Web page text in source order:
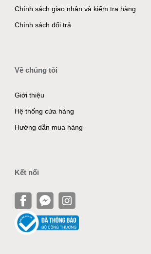
Chính sách giao nhận và kiểm tra hàng
Chính sách đổi trả
Về chúng tôi
Giới thiệu
Hệ thống cửa hàng
Hướng dẫn mua hàng
Kết nối